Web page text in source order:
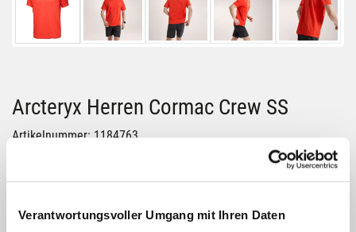
Verantwortungsvoller Umgang mit Ihren Daten
Arcteryx Herren Cormac Crew SS
Artikelnummer: 1184763
S
Farbe: